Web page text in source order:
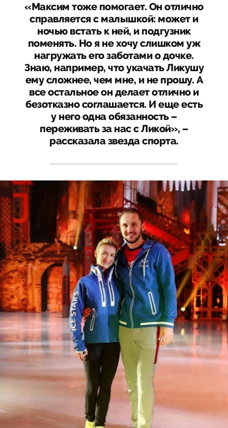
«Максим тоже помогает. Он отлично
справляется с малышкой: может и
ночью встать к ней, и подгузник
поменять. Но я не хочу слишком уж
нагружать его заботами о дочке.
Знаю, например, что укачать Ликушу
ему сложнее, чем мне, и не прошу. А
все остальное он делает отлично и
безотказно соглашается. И еще есть
у него одна обязанность –
переживать за нас с Ликой», –
рассказала звезда спорта.